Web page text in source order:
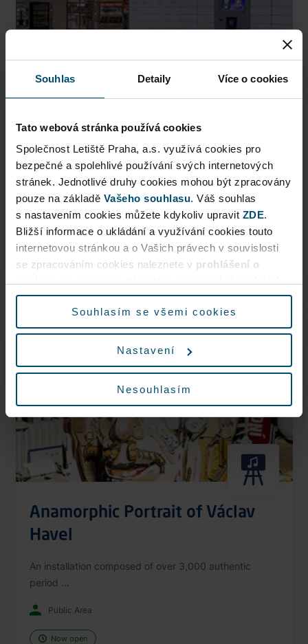
Souhlas Detaily Více o cookies
Tato webová stránka používá cookies
Společnost Letiště Praha, a.s. využívá cookies pro
bezpečné a spolehlivé používání svých internetových
stránek. Jednotlivé druhy cookies mohou být zpracovány
pouze na základě Vašeho souhlasu. Váš souhlas
s nastavením cookies můžete kdykoliv upravit ZDE.
Bližší informace o ukládání a využívání cookies touto
internetovou stránkou a o Vašich právech v souvislosti
se zpracováním cookies naleznete v prohlášení o
údajů.
Souhlasím se všemi cookies
Nastavení
Nesouhlasím
AlzaBox
Pick up conveniently and nonstop from AlzaBox ...
Public Area
Now open
More information
Nonstop
Anamorphic Portrait of Václav
Havel
An installation composed of over 3,000 authentic
period ...
Public Area
Now open